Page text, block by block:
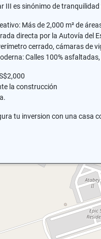
III es sinónimo de
Más de 2,000 m² de
directa por la Autovía del
cerrado, cámaras de
Calles 100%
la construcción
tu inversion con una casa